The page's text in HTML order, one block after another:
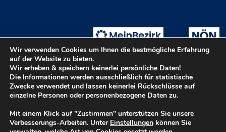
Tage der offenen Ateliers Teilnahmebedingungen
Login ::
Hilfe Kontakt
Barrierefreiheit
Wir verwenden Cookies um Ihnen die bestmögliche Erfahrung
auf der Website zu bieten.
Wir erheben & speichern keinerlei persönliche Daten!
Die Informationen werden ausschließlich für statistische
Zwecke verwendet und lassen keinerlei Rückschlüsse auf
einzelne Personen oder personenbezogene Daten zu.
Mit einem Klick auf "Zustimmen" unterstützen Sie unsere
Verbesserungs-Arbeiten. Unter Einstellungen können Sie